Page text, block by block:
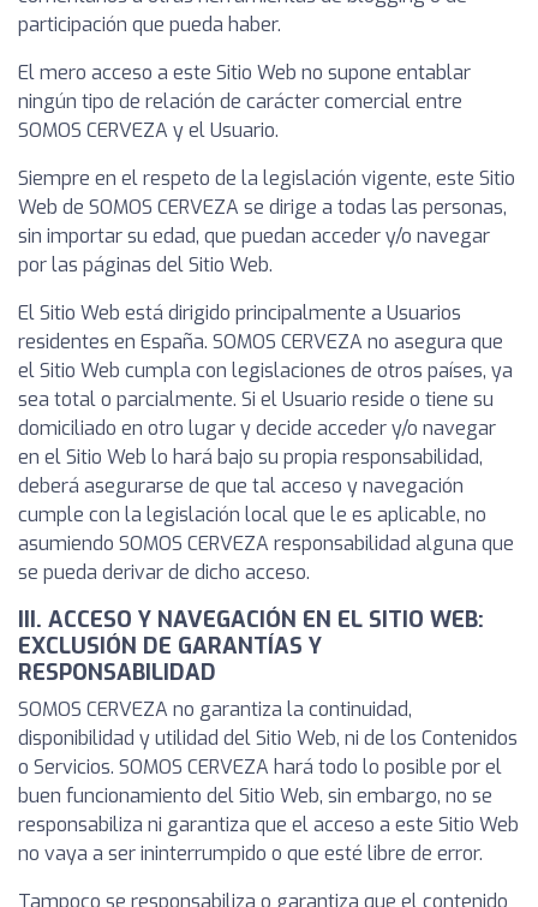
participación que pueda haber.
El mero acceso a este Sitio Web no supone entablar
ningún tipo de relación de carácter comercial entre
SOMOS CERVEZA y el Usuario.
Siempre en el respeto de la legislación vigente, este Sitio
Web de SOMOS CERVEZA se dirige a todas las personas,
sin importar su edad, que puedan acceder y/o navegar
por las páginas del Sitio Web.
El Sitio Web está dirigido principalmente a Usuarios
residentes en España. SOMOS CERVEZA no asegura que
el Sitio Web cumpla con legislaciones de otros países, ya
sea total o parcialmente. Si el Usuario reside o tiene su
domiciliado en otro lugar y decide acceder y/o navegar
en el Sitio Web lo hará bajo su propia responsabilidad,
deberá asegurarse de que tal acceso y navegación
cumple con la legislación local que le es aplicable, no
asumiendo SOMOS CERVEZA responsabilidad alguna que
se pueda derivar de dicho acceso.
III. ACCESO Y NAVEGACIÓN EN EL SITIO WEB:
EXCLUSIÓN DE GARANTÍAS Y
RESPONSABILIDAD
SOMOS CERVEZA no garantiza la continuidad,
disponibilidad y utilidad del Sitio Web, ni de los Contenidos
o Servicios. SOMOS CERVEZA hará todo lo posible por el
buen funcionamiento del Sitio Web, sin embargo, no se
responsabiliza ni garantiza que el acceso a este Sitio Web
no vaya a ser ininterrumpido o que esté libre de error.
Tampoco se responsabiliza o garantiza que el contenido